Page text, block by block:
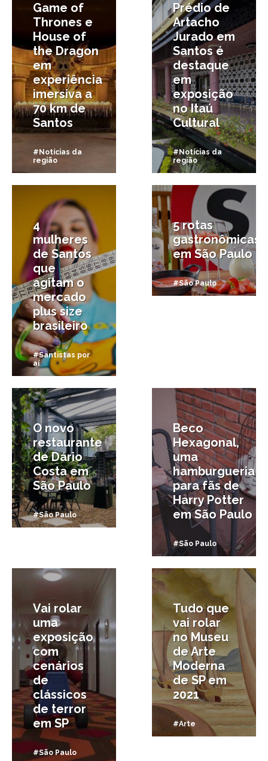
Game of
Thrones e
House of
the Dragon
em
experiência
imersiva a
70 km de
Santos
#Notícias da
região
Prédio de
Artacho
Jurado em
Santos é
destaque
em
exposição
no Itaú
Cultural
#Notícias da
região
6/12/2023
4
mulheres
de Santos
que
agitam o
mercado
plus size
brasileiro
#Santistas por
aí
19/05/2023
5 rotas
gastronômicas
em São Paulo
#São Paulo
31/08/2021
O novo
restaurante
de Dário
Costa em
São Paulo
#São Paulo
Beco
Hexagonal,
uma
hamburgueria
para fãs de
Harry Potter
em São Paulo
#São Paulo
Vai rolar
uma
exposição
com
cenários
de
clássicos
de terror
em SP
#São Paulo
5/01/2021
Tudo que
vai rolar
no Museu
de Arte
Moderna
de SP em
2021
#Arte